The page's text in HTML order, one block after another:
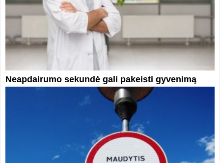
Neapdairumo sekundė gali pakeisti gyvenimą